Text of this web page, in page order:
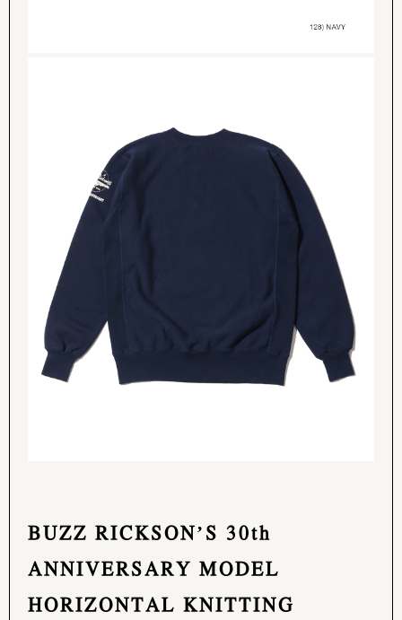
BUZZ RICKSON’S 30th
ANNIVERSARY MODEL
HORIZONTAL KNITTING